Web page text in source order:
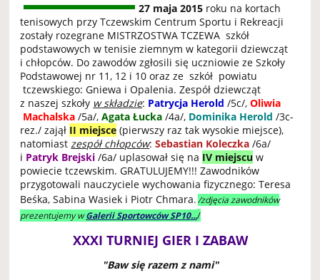
27 maja 2015 roku na kortach
tenisowych przy Tczewskim Centrum Sportu i Rekreacji
zostały rozegrane MISTRZOSTWA TCZEWA szkół
podstawowych w tenisie ziemnym w kategorii dziewcząt
i chłopców. Do zawodów zgłosili się uczniowie ze Szkoły
Podstawowej nr 11, 12 i 10 oraz ze szkół powiatu
tczewskiego: Gniewa i Opalenia. Zespół dziewcząt
z naszej szkoły w składzie: Patrycja Herold /5c/,Oliwia
Machalska /5a/,Agata Łucka /4a/, Dominika Herold /3c-
rez./ zajął II miejsce (pierwszy raz tak wysokie miejsce),
natomiast zespół chłopców:Sebastian Koleczka /6a/
i Patryk Brejski /6a/ uplasował się na IV miejscu w
powiecie tczewskim. GRATULUJEMY!!! Zawodników
przygotowali nauczyciele wychowania fizycznego: Teresa
Beśka, Sabina Wasiek i Piotr Chmara./zdjęcia zawodników
prezentujemy wGalerii Sportowców SP10.../
XXXI TURNIEJ GIER I ZABAW
"Baw się razem z nami"